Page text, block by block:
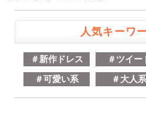
人気キーワ
＃新作ドレス ＃ツイー
＃可愛い系
＃大人